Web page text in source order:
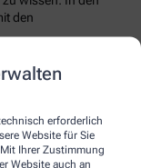
erforderlich
Website für Sie
Ihrer Zustimmung
Website auch an
den
ist allerdings
erkannt wird.
auf keinen Fall